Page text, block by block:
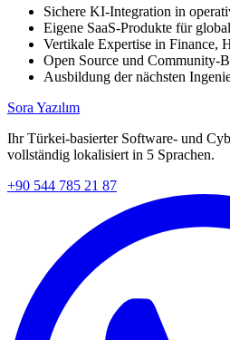
Sichere KI-Integration in
Eigene SaaS-Produkte für
Vertikale Expertise in Finance,
Open Source und Community-
Ausbildung der nächsten
Sora Yazılım
Ihr Türkei-basierter Software- und
vollständig lokalisiert in 5 Sprachen.
+90 544 785 21 87